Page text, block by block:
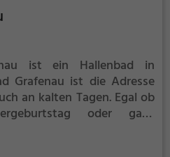
ist ein Hallenbad in
Grafenau ist die Adresse
an kalten Tagen. Egal ob
oder ganz